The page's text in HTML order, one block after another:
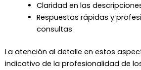
Claridad en las
Respuestas rápidas y
consultas
La atención al detalle en estos
indicativo de la profesionalidad de